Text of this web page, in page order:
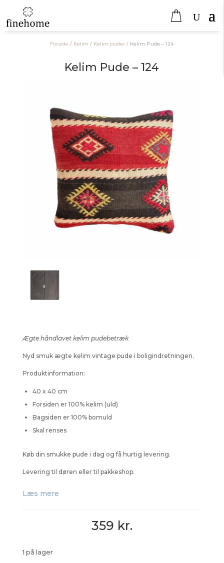
Forside / Kelim / Kelim puder / Kelim Pude – 124
Kelim Pude – 124
Ægte håndlavet kelim pudebetræk
Nyd smuk ægte kelim vintage pude i boligindretningen.
Produktinformation:
40 x 40 cm
Forsiden er 100% kelim (uld)
Bagsiden er 100% bomuld
Skal renses
Køb din smukke pude i dag og få hurtig levering.
Levering til døren eller til pakkeshop.
Læs mere
359 kr.
1 på lager